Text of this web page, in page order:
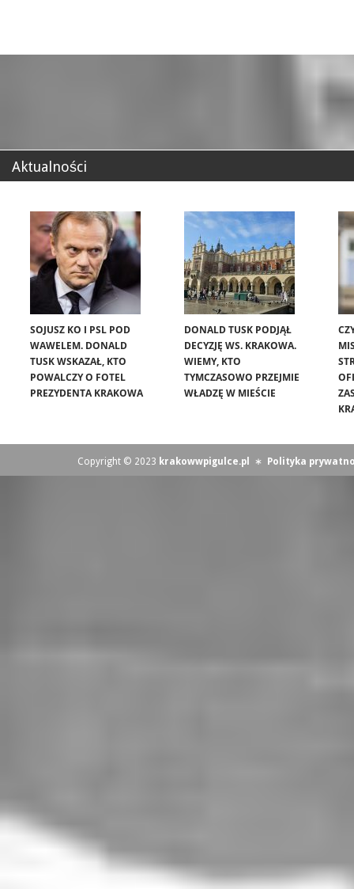
Aktualności
SOJUSZ KO I PSL POD
WAWELEM. DONALD
TUSK WSKAZAŁ, KTO
POWALCZY O FOTEL
PREZYDENTA KRAKOWA
DONALD TUSK PODJĄŁ
DECYZJĘ WS. KRAKOWA.
WIEMY, KTO
TYMCZASOWO PRZEJMIE
WŁADZĘ W MIEŚCIE
Copyright © 2023 krakowwpigulce.pl ∗ Polityka